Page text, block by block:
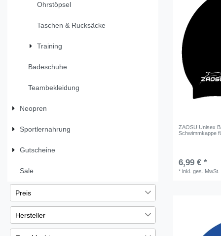
Ohrstöpsel
Taschen & Rucksäcke
Training
Badeschuhe
Teambekleidung
Neopren
Sportlernahrung
Gutscheine
Sale
Preis
€ ― €
Hersteller
Arena
12
ZAOSU Unisex
Schwimmkappe
6,99 € *
*inkl. ges. MwSt.